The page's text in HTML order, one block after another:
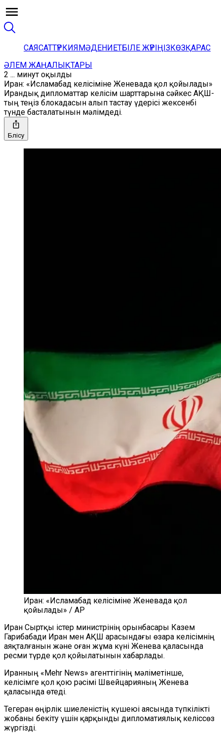
САЯСАТТҮРКИЯМӘДЕНИЕТБІЛЕ ЖҮРІҢІЗКӨЗҚАРАС
ӘЛЕМ ЖАҢАЛЫҚТАРЫ
2 ... минут оқылды
Иран: «Исламабад келісіміне Женевада қол қойылады»
Ирандық дипломаттар келісім шарттарына сәйкес АҚШ-
тың теңіз блокадасын алып тастау үдерісі жексенбі
түнде басталатынын мәлімдеді.
Бөлісу
Иран: «Исламабад келісіміне Женевада қол
қойылады» / AP
Иран Сыртқы істер министрінің орынбасары Казем
Гарибабади Иран мен АҚШ арасындағы өзара келісімнің
аяқталғанын және оған жұма күні Женева қаласында
ресми түрде қол қойылатынын хабарлады.
Иранның «Mehr News» агенттігінің мәліметінше,
келісімге қол қою рәсімі Швейцарияның Женева
қаласында өтеді.
Тегеран өңірлік шиеленістің күшеюі аясында түпкілікті
жобаны бекіту үшін қарқынды дипломатиялық келіссөз
жүргізді.